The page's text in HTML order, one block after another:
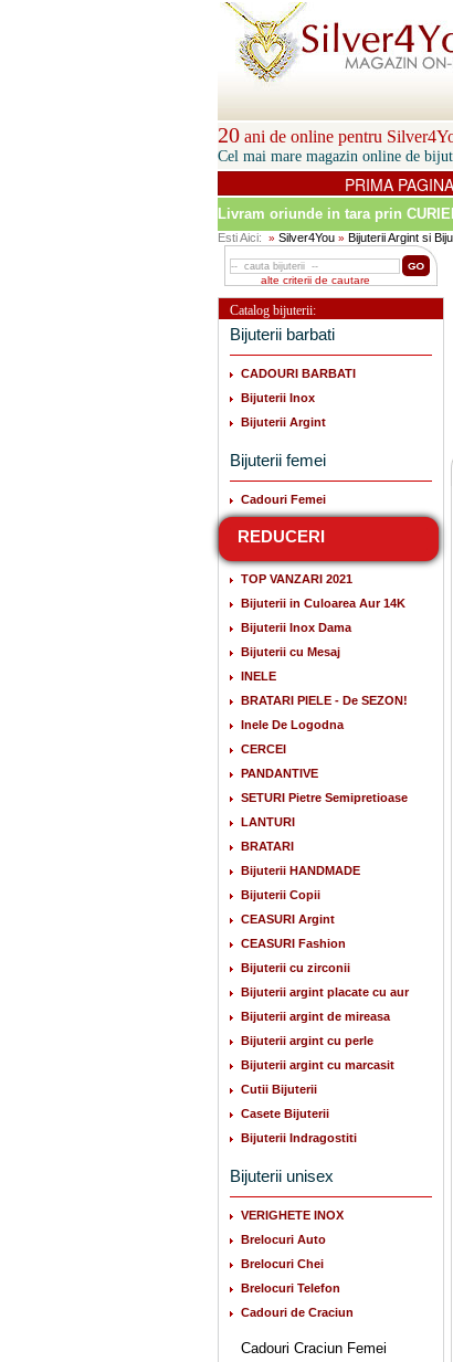
20 ani de online pentru
Cel mai mare magazin online de
PRIMA PAGINA
Livram oriunde in tara prin
Esti Aici: » Silver4You » Bijuterii Argint si
alte criterii de cautare
Catalog bijuterii:
Bijuterii barbati
CADOURI BARBATI
Bijuterii Inox
Bijuterii Argint
Bijuterii femei
Cadouri Femei
REDUCERI
TOP VANZARI 2021
Bijuterii in Culoarea Aur 14K
Bijuterii Inox Dama
Bijuterii cu Mesaj
INELE
BRATARI PIELE - De SEZON!
Inele De Logodna
CERCEI
PANDANTIVE
SETURI Pietre Semipretioase
LANTURI
BRATARI
Bijuterii HANDMADE
Bijuterii Copii
CEASURI Argint
CEASURI Fashion
Bijuterii cu zirconii
Bijuterii argint placate cu aur
Bijuterii argint de mireasa
Bijuterii argint cu perle
Bijuterii argint cu marcasit
Cutii Bijuterii
Casete Bijuterii
Bijuterii Indragostiti
Bijuterii unisex
VERIGHETE INOX
Brelocuri Auto
Brelocuri Chei
Brelocuri Telefon
Cadouri de Craciun
Cadouri Craciun Femei